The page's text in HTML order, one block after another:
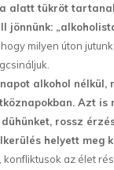
alatt tükröt
jönnünk:
milyen úton
alkohol nélkül,
Azt is
rossz
helyett meg
az élet